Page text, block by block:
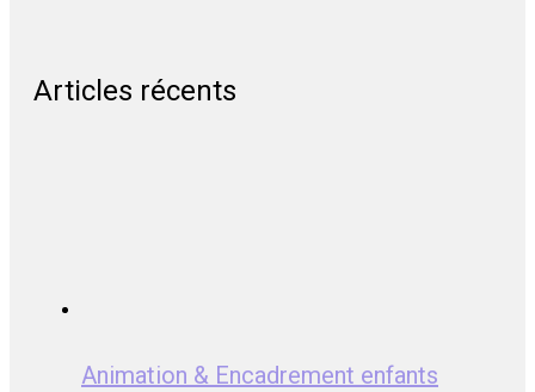
Articles récents
Animation & Encadrement enfants